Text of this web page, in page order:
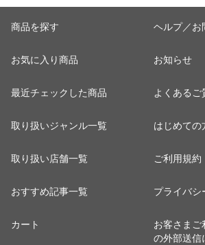
商品を探す
お気に入り商品
最近チェックした商品
取り扱いジャンル一覧
取り扱い店舗一覧
おすすめ記事一覧
カート
ヘルプ／お
お知らせ
よくあるご
はじめての
ご利用規約
プライバシ
お客さまご
の外部送信